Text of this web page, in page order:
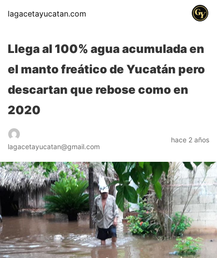
lagacetayucatan.com
Llega al 100% agua acumulada en
el manto freático de Yucatán pero
descartan que rebose como en
2020
lagacetayucatan@gmail.com
hace 2 años